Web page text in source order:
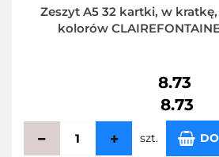
Zeszyt A5 32 kartki, w
kolorów
8.73
8.73
szt.